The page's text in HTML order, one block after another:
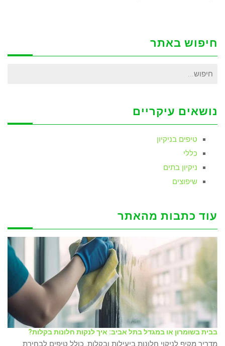
חיפוש באתר
חיפוש
נושאים עיקריים
טיפים בניקיון
כללי
ניקיון בתים
שיפוצים
עוד כתבות מהאתר
בבית בשומרון או במגדל בתל אביב: איך לנקות חלונות בקלות?
מדריך מקיף לניקוי חלונות ביעילות ובקלות. כולל טיפים לבחירת